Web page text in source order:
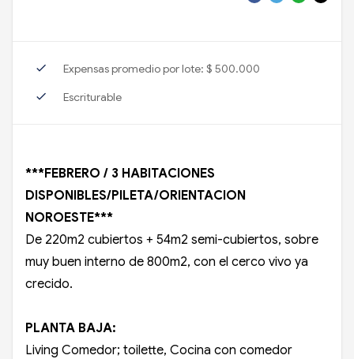
check Expensas promedio por lote: $ 500.000
check Escriturable
***FEBRERO / 3 HABITACIONES
DISPONIBLES/PILETA/ORIENTACION
NOROESTE***
De 220m2 cubiertos + 54m2 semi-cubiertos, sobre
muy buen interno de 800m2, con el cerco vivo ya
crecido.
PLANTA BAJA:
Living Comedor; toilette, Cocina con comedor